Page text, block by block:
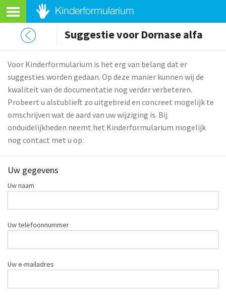
Suggestie voor Dornase alfa
Voor Kinderformularium is het erg van belang dat er
suggesties worden gedaan. Op deze manier kunnen wij de
kwaliteit van de documentatie nog verder verbeteren.
Probeert u alstublieft zo uitgebreid en concreet mogelijk te
omschrijven wat de aard van uw wijziging is. Bij
onduidelijkheden neemt het Kinderformularium mogelijk
nog contact met u op.
Uw gegevens
Uw naam
Uw telefoonnummer
Uw e-mailadres